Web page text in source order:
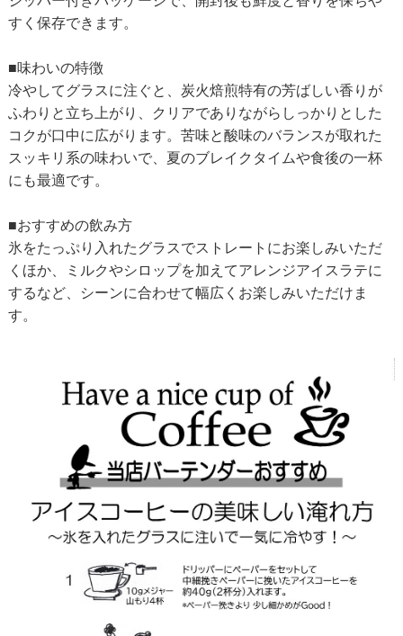
すく保存できます。
■味わいの特徴
冷やしてグラスに注ぐと、炭火焙煎特有の芳ばしい香りが
ふわりと立ち上がり、クリアでありながらしっかりとした
コクが口中に広がります。苦味と酸味のバランスが取れた
スッキリ系の味わいで、夏のブレイクタイムや食後の一杯
にも最適です。
■おすすめの飲み方
氷をたっぷり入れたグラスでストレートにお楽しみいただ
くほか、ミルクやシロップを加えてアレンジアイスラテに
するなど、シーンに合わせて幅広くお楽しみいただけま
す。